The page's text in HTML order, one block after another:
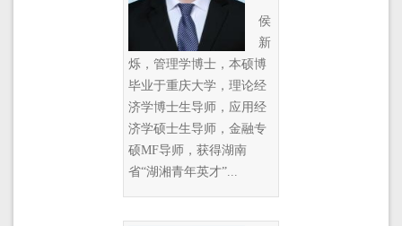
侯
新
烁，管理学博士，本硕博
毕业于重庆大学，理论经
济学博士生导师，应用经
济学硕士生导师，金融专
硕MF导师，获得湖南
省“湖湘青年英才”...